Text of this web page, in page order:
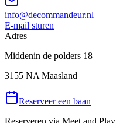
info@decommandeur.nl
E-mail sturen
Adres
Middenin de polders 18
3155 NA Maasland
Reserveer een baan
Reserveren via Meet and Play